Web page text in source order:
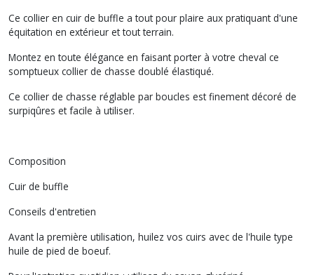
Ce collier en cuir de buffle a tout pour plaire aux pratiquant d'une
équitation en extérieur et tout terrain.
Montez en toute élégance en faisant porter à votre cheval ce
somptueux collier de chasse doublé élastiqué.
Ce collier de chasse réglable par boucles est finement décoré de
surpiqûres et facile à utiliser.
Composition
Cuir de buffle
Conseils d'entretien
Avant la première utilisation, huilez vos cuirs avec de l'huile type
huile de pied de boeuf.